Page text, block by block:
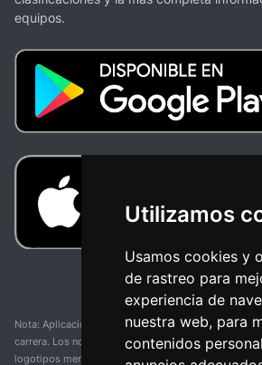
Utilizamos
Usamos cookies y
de rastreo para
experiencia de
nuestra web, para
contenidos
equipos.
Nota: Aplicación y web no oficial y no relacionada
carrera. Los nombres de equipos, competiciones,
logotipos mencionados en esta página de